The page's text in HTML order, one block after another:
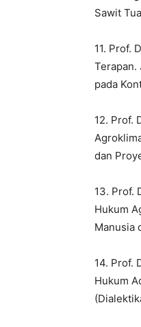
Sawit
11. Prof.
Terapan.
pada
12. Prof.
dan
13. Prof.
Hukum
Manusia
14. Prof.
Hukum